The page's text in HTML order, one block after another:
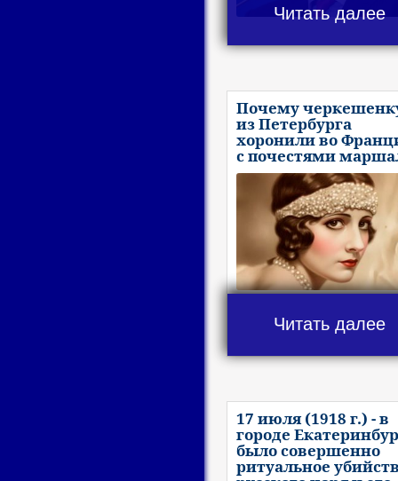
Читать далее
Почему
из Петербурга
хоронили во
с почестями
Читать далее
17 июля (1918 г.) - в
городе
было совершенно
ритуальное